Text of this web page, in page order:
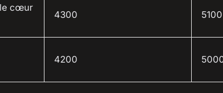
cœur
4300 5100
4200